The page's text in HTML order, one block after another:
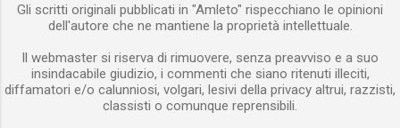
Gli scritti originali pubblicati in "Amleto" rispecchiano le opinioni
dell'autore che ne mantiene la proprietà intellettuale.
Il webmaster si riserva di rimuovere, senza preavviso e a suo
insindacabile giudizio, i commenti che siano ritenuti illeciti,
diffamatori e/o calunniosi, volgari, lesivi della privacy altrui, razzisti,
classisti o comunque reprensibili.